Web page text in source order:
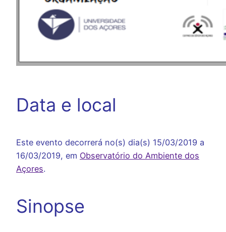
Data e local
Este evento decorrerá no(s) dia(s) 15/03/2019 a
16/03/2019, em Observatório do Ambiente dos
Açores.
Sinopse